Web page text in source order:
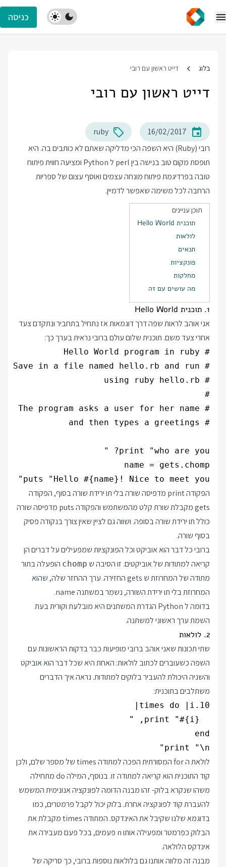
כניסה
בלוג דייט ראשון עם רובי
דייט ראשון עם רובי
16/02/2017
ruby
רובי (Ruby) היא השפה הכי מדליקה שאתם לא כותבים בה. היא
תופסת מקום טוב בנישה בין perl ל Python ומציעה חווית פיתוח
טובה בפרדיגמת פיתוח מונחה עצמים ואוסף עצום של ספריות
הרחבה לכל משימה שאפשר לדמיין.
תוכן עניינים
תוכנית Hello World
לולאות
תנאים
פונקציות
מחלקות
מה עושים עם זה
1. תוכנית Hello World
אני אוהב לראות שפה דרך דוגמאות אז נתחיל בתחביר ונתקדם צעד
אחרי צעד משם. תוכנית שלום עולם ברובי נראית בערך כך:
puts "Hello #{name}! Nice to meet you"
הפקודה print מדפיסה שורה בלי תו ירידת שורה בסוף, הפקודה
gets מקבלת שורת קלט מהמשתמש והפקודה puts מדפיסה שורה
כולל תו ירידת שורה בסופה. ושווה גם לציין שאין צורך בנקודה פסיק
בסוף שורה.
ברובי כל דבר הוא אוביקט וכל הפונקציות שמפעילים על דברים הן
קריאה למתודות של אוביקטים. זו הסיבה ש chomp הופעלה בתור
מתודה של המחרוזת ש gets החזירה. ערך ההחזר שלה, שהוא
המחרוזת בלי תו ירידת השורה, נשמר במשתנה name.
בדומה ל Python הגדרת המשתנים היא מובלעת וקורית בעת
השמת ערך ראשוני למשתנה.
2. לולאות
שתי תכונות שאני אוהב ברובי מופיעות כבר בדקות הראשונות עם
השפה כשעוברים לכתוב לולאות: האחת היא שכל דבר הוא אוביקט
והשניה היכולת להעביר בלוקים למתודות. נראה איך הדברים
משתלבים בתוכנית:
print "\n"
לולאת ה for המסורתית הפכה למתודה times של מספר שלם, ולכן
קוד התוכנית הוא קריאה למתודה זו. בנוסף, המילה do מתחילה
משהו שנקרא בלוק- זהו מבנה הדומה לפונקציה אנונימית המשמש
להעברת קוד לפונקציה אחרת. בלוק יכול לקבל פרמטרים, כמו
בדוגמא שלנו שקיבל את האינדקס. המתודה times מקבלת את
הבלוק כפרמטר ומפעילה אותו n פעמים, בכל פעם מעבירה את
אינדקס הלולאה.
מבנה זה מלווה אותנו גם בלולאות נוספות ברובי, כך סריקה של